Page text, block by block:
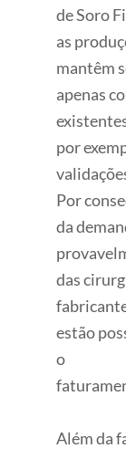
de Soro
as
mantêm
apenas
por
Por
da
das
estão
o
Além da